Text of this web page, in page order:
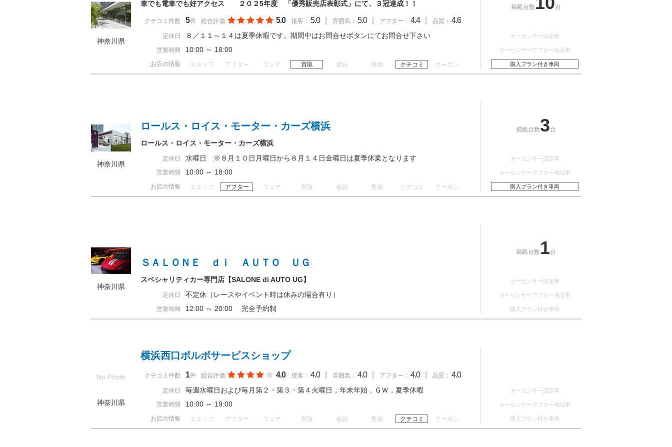
神奈川県
車でも電車でも好アクセス ２０２5年度 「優秀販売店表彰式」にて、３冠達成！！
クチコミ件数 5件 総合評価 5.0 接客： 5.0 雰囲気： 5.0 アフター： 4.4 品質： 4.6
定休日 ８／１１～１４は夏季休暇です。期間中はお問合せボタンにてお問合せ下さい
営業時間 10:00 ～ 18:00
お店の情報 スタッフ アフター フェア 買取 保証 整備 クチコミ クーポン
掲載台数 台
カーセンサー認定車
カーセンサーアフター保証車
購入プラン付き車両
神奈川県
ロールス・ロイス・モーター・カーズ横浜
ロールス・ロイス・モーター・カーズ横浜
定休日 水曜日 ※８月１０日月曜日から８月１４日金曜日は夏季休業となります
営業時間 10:00 ～ 18:00
お店の情報 スタッフ アフター フェア 買取 保証 整備 クチコミ クーポン
掲載台数3台
カーセンサー認定車
カーセンサーアフター保証車
購入プラン付き車両
神奈川県
ＳＡＬＯＮＥ ｄｉ ＡＵＴＯ ＵＧ
スペシャリティカー専門店【SALONE di AUTO UG】
定休日 不定休（レースやイベント時は休みの場合有り）
営業時間 12:00 ～ 20:00 完全予約制
掲載台数 1台
カーセンサー認定車
カーセンサーアフター保証車
購入プラン付き車両
神奈川県
横浜西口ボルボサービスショップ
クチコミ件数 1件 総合評価 4.0 接客： 4.0 雰囲気： 4.0 アフター： 4.0 品質： 4.0
定休日 毎週水曜日および毎月第２・第３・第４火曜日，年末年始，ＧＷ，夏季休暇
営業時間 10:00 ～ 19:00
お店の情報 スタッフ アフター フェア 買取 保証 整備 クチコミ クーポン
カーセンサー認定車
カーセンサーアフター保証車
購入プラン付き車両